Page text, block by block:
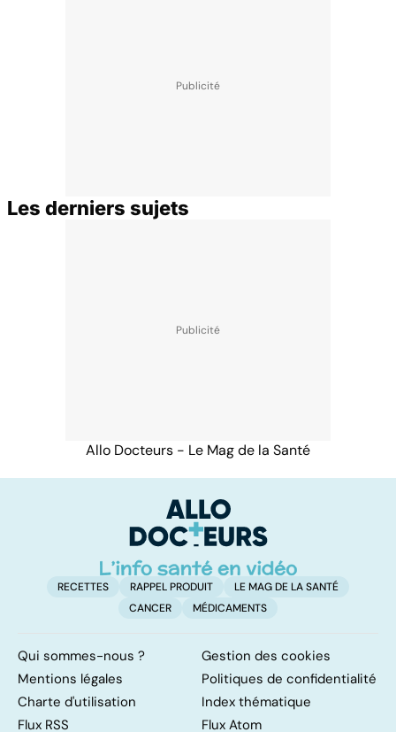
Les derniers sujets
Allo Docteurs - Le Mag de la Santé
RECETTES RAPPEL PRODUIT
LE MAG DE LA SANTÉ
CANCER
MÉDICAMENTS
Qui sommes-nous ?
Gestion des cookies
Mentions légales
Politiques de confidentialité
Charte d'utilisation
Index thématique
Flux RSS
Flux Atom